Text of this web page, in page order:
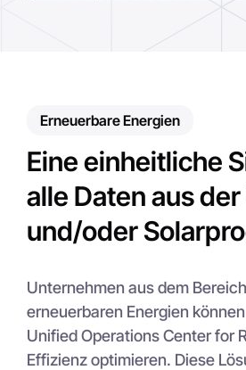
Erneuerbare Energien
Eine einheitliche
alle Daten aus
und/oder
Unternehmen aus dem
erneuerbaren Energien
Unified Operations Center for
Effizienz optimieren. Diese